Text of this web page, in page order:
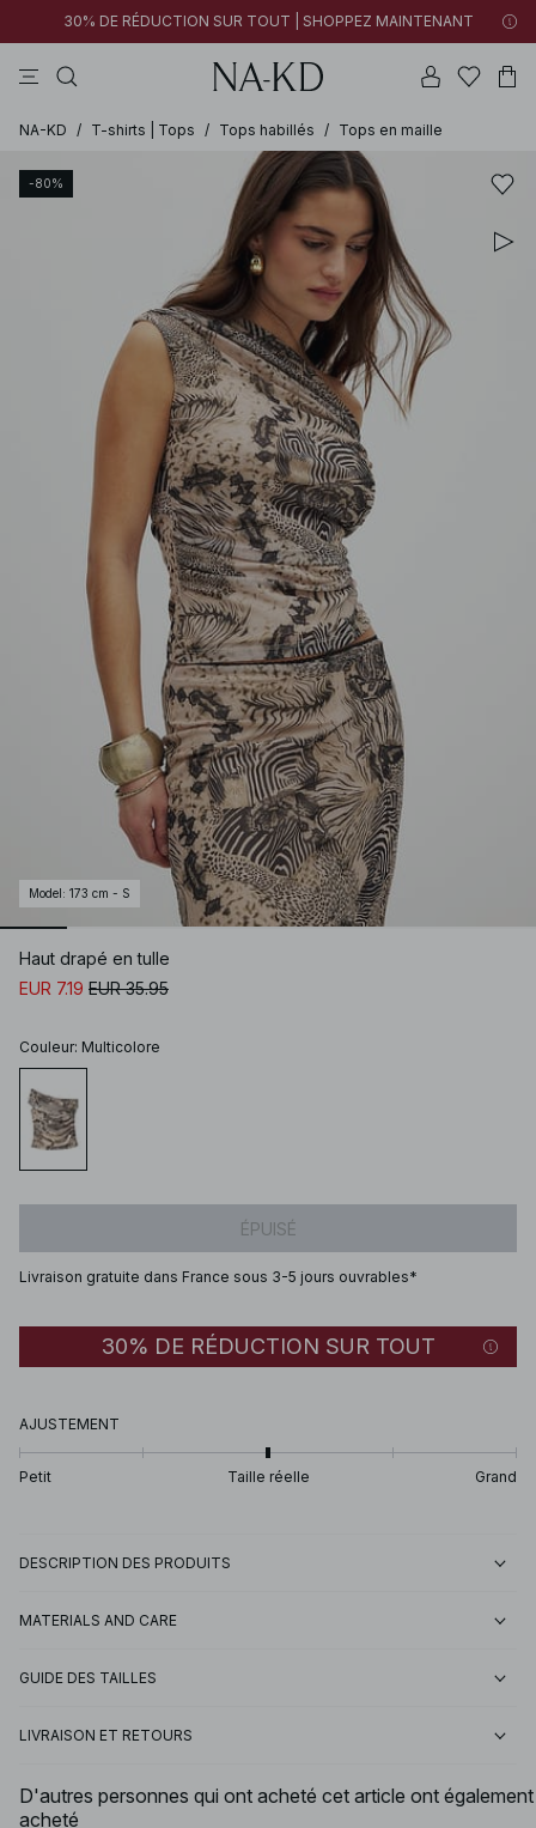
30% DE RÉDUCTION SUR TOUT | SHOPPEZ MAINTENANT
NA-KD / T-shirts | Tops / Tops habillés / Tops en maille
-80%
Model : 173 cm - S
Haut drapé en tulle
EUR 7.19 EUR 35.95
Couleur: Multicolore
ÉPUISÉ
Livraison gratuite dans France sous 3-5 jours ouvrables*
30% DE RÉDUCTION SUR TOUT
AJUSTEMENT
Petit Taille réelle Grand
DESCRIPTION DES PRODUITS
MATERIALS AND CARE
GUIDE DES TAILLES
LIVRAISON ET RETOURS
D'autres personnes qui ont acheté cet article ont également
acheté